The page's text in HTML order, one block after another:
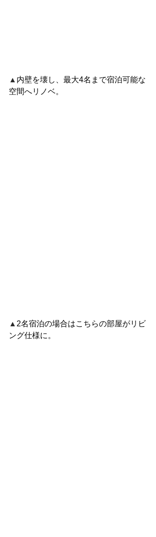
▲ 内壁を壊し、最大4名まで宿泊可能な
空間へリノベ。
▲ 2名宿泊の場合はこちらの部屋がリビ
ング仕様に。